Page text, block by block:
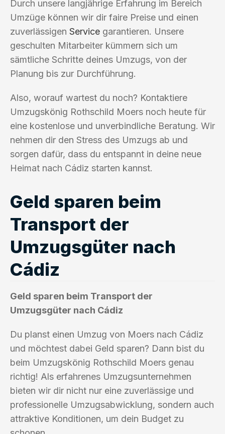
Durch unsere langjährige Erfahrung im Bereich
Umzüge können wir dir faire Preise und einen
zuverlässigen Service garantieren. Unsere
geschulten Mitarbeiter kümmern sich um
sämtliche Schritte deines Umzugs, von der
Planung bis zur Durchführung.
Also, worauf wartest du noch? Kontaktiere
Umzugskönig Rothschild Moers noch heute für
eine kostenlose und unverbindliche Beratung. Wir
nehmen dir den Stress des Umzugs ab und
sorgen dafür, dass du entspannt in deine neue
Heimat nach Cádiz starten kannst.
Geld sparen beim
Transport der
Umzugsgüter nach
Cádiz
Geld sparen beim Transport der
Umzugsgüter nach Cádiz
Du planst einen Umzug von Moers nach Cádiz
und möchtest dabei Geld sparen? Dann bist du
beim Umzugskönig Rothschild Moers genau
richtig! Als erfahrenes Umzugsunternehmen
bieten wir dir nicht nur eine zuverlässige und
professionelle Umzugsabwicklung, sondern auch
attraktive Konditionen, um dein Budget zu